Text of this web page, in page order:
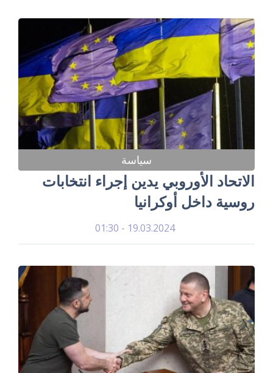
سياسة
الاتحاد الأوروبي يدين إجراء انتخابات
روسية داخل أوكرانيا
19.03.2024 - 01:30